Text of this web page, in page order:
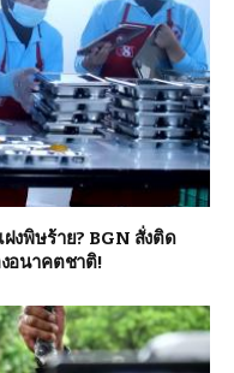
งพิษร้าย? BGN สั่งติด
งอนาคตชาติ!